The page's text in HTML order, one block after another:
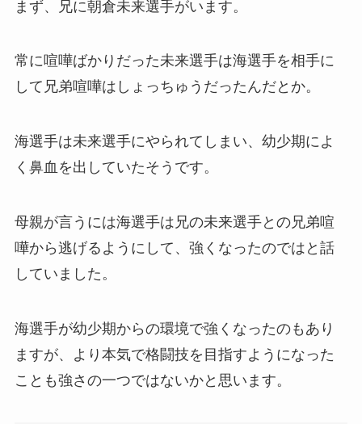
まず、兄に朝倉未来選手がいます。
常に喧嘩ばかりだった未来選手は海選手を相手に
して兄弟喧嘩はしょっちゅうだったんだとか。
海選手は未来選手にやられてしまい、幼少期によ
く鼻血を出していたそうです。
母親が言うには海選手は兄の未来選手との兄弟喧
嘩から逃げるようにして、強くなったのではと話
していました。
海選手が幼少期からの環境で強くなったのもあり
ますが、より本気で格闘技を目指すようになった
ことも強さの一つではないかと思います。